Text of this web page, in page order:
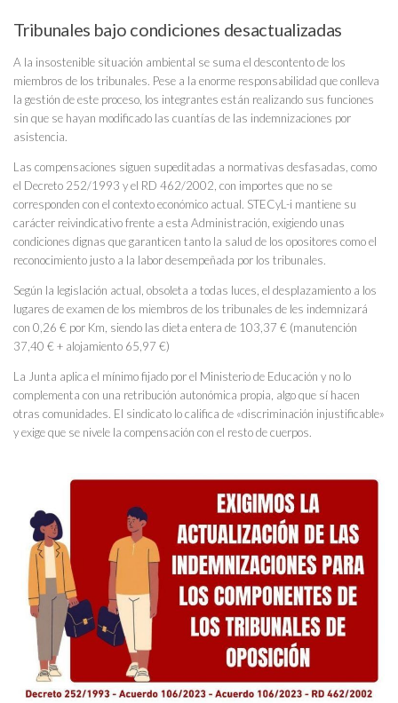
Tribunales bajo condiciones desactualizadas
A la insostenible situación ambiental se suma el descontento de los
miembros de los tribunales. Pese a la enorme responsabilidad que conlleva
la gestión de este proceso, los integrantes están realizando sus funciones
sin que se hayan modificado las cuantías de las indemnizaciones por
asistencia.
L as compensaciones siguen supeditadas a normativas desfasadas, como
el Decreto 252/1993 y el RD 462/2002, con importes que no se
corresponden con el contexto económico actual. STECyL-i mantiene su
carácter reivindicativo frente a esta Administración, exigiendo unas
condiciones dignas que garanticen tanto la salud de los opositores como el
reconocimiento justo a la labor desempeñada por los tribunales.
Según la legislación actual, obsoleta a todas luces, el desplazamiento a los
lugares de examen de los miembros de los tribunales de les indemnizará
con 0,26 € por Km, siendo las dieta entera de 103,37 € (manutención
37,40 € + alojamiento 65,97 €)
La Junta aplica el mínimo fijado por el Ministerio de Educación y no lo
complementa con una retribución autonómica propia, algo que sí hacen
otras comunidades. El sindicato lo califica de «discriminación injustificable»
y exige que se nivele la compensación con el resto de cuerpos.